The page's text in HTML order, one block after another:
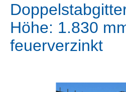
Höhe: 1.830
feuerverzinkt
Bildergalerie überspringen